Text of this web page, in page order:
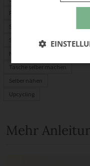
PDF-Schnittmuster
Stoffrechner
Stofflexikon
Nählexikon
Tasche selber machen
Selber nähen
Upcycling
Mehr